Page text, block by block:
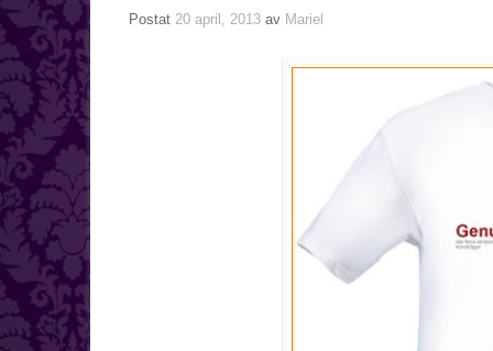
Postat 20 april, 2013 av Mariel